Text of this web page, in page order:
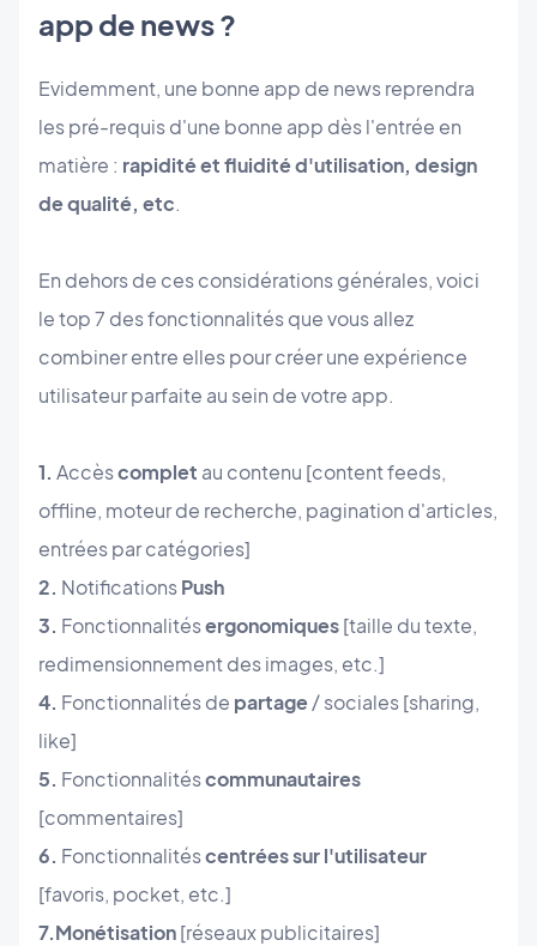
app de news ?
Evidemment, une bonne app de news reprendra
les pré-requis d'une bonne app dès l'entrée en
matière : rapidité et fluidité d'utilisation, design
de qualité, etc.
En dehors de ces considérations générales, voici
le top 7 des fonctionnalités que vous allez
combiner entre elles pour créer une expérience
utilisateur parfaite au sein de votre app.
1. Accèscomplet au contenu [content feeds,
offline, moteur de recherche, pagination d'articles,
entrées par catégories]
2. NotificationsPush
3. Fonctionnalitésergonomiques[taille du texte,
redimensionnement des images, etc.]
4. Fonctionnalités de partage/ sociales [sharing,
like]
5. Fonctionnalitéscommunautaires
[commentaires]
6. Fonctionnalitéscentrées sur l'utilisateur
[favoris, pocket, etc.]
7.Monétisation[réseaux publicitaires]